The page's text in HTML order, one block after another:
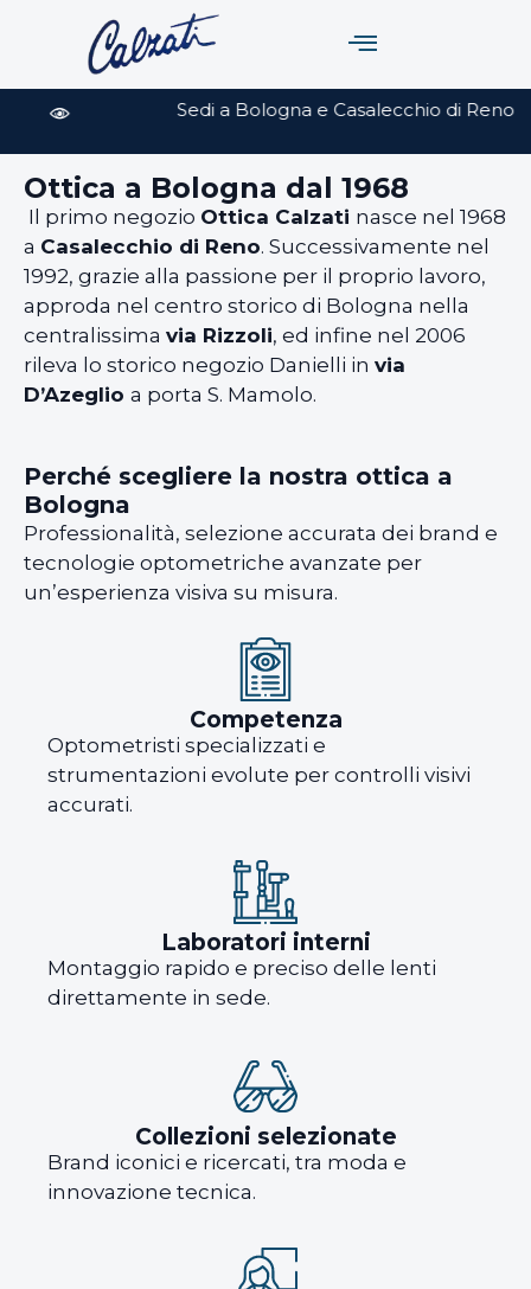
Sedi a Bologna e Casalecchio di Reno
Collezioni
Brand Iconici
Scopri
Ottica a Bologna dal 1968
Il primo negozio Ottica Calzati nasce nel 1968
a Casalecchio di Reno. Successivamente nel
1992, grazie alla passione per il proprio lavoro,
approda nel centro storico di Bologna nella
centralissima via Rizzoli, ed infine nel 2006
rileva lo storico negozio Danielli in via
D’Azeglio a porta S. Mamolo.
Perché scegliere la nostra ottica a
Bologna
Professionalità, selezione accurata dei brand e
tecnologie optometriche avanzate per
un’esperienza visiva su misura.
Competenza
Optometristi specializzati e
strumentazioni evolute per controlli visivi
accurati.
Laboratori interni
Montaggio rapido e preciso delle lenti
direttamente in sede.
Collezioni selezionate
Brand iconici e ricercati, tra moda e
innovazione tecnica.